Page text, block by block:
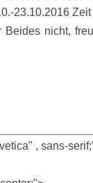
23.10.2016 Zeit
Beides nicht,